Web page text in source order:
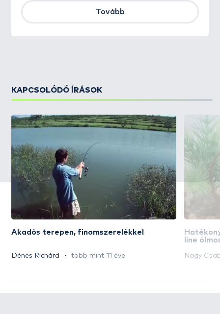
Tovább
KAPCSOLÓDÓ ÍRÁSOK
Akadós terepen, finomszerelékkel
Dénes Richárd több mint 11 éve
line
Nagy